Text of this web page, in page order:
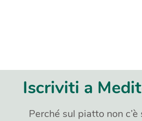
Iscriviti a
Perché sul piatto non